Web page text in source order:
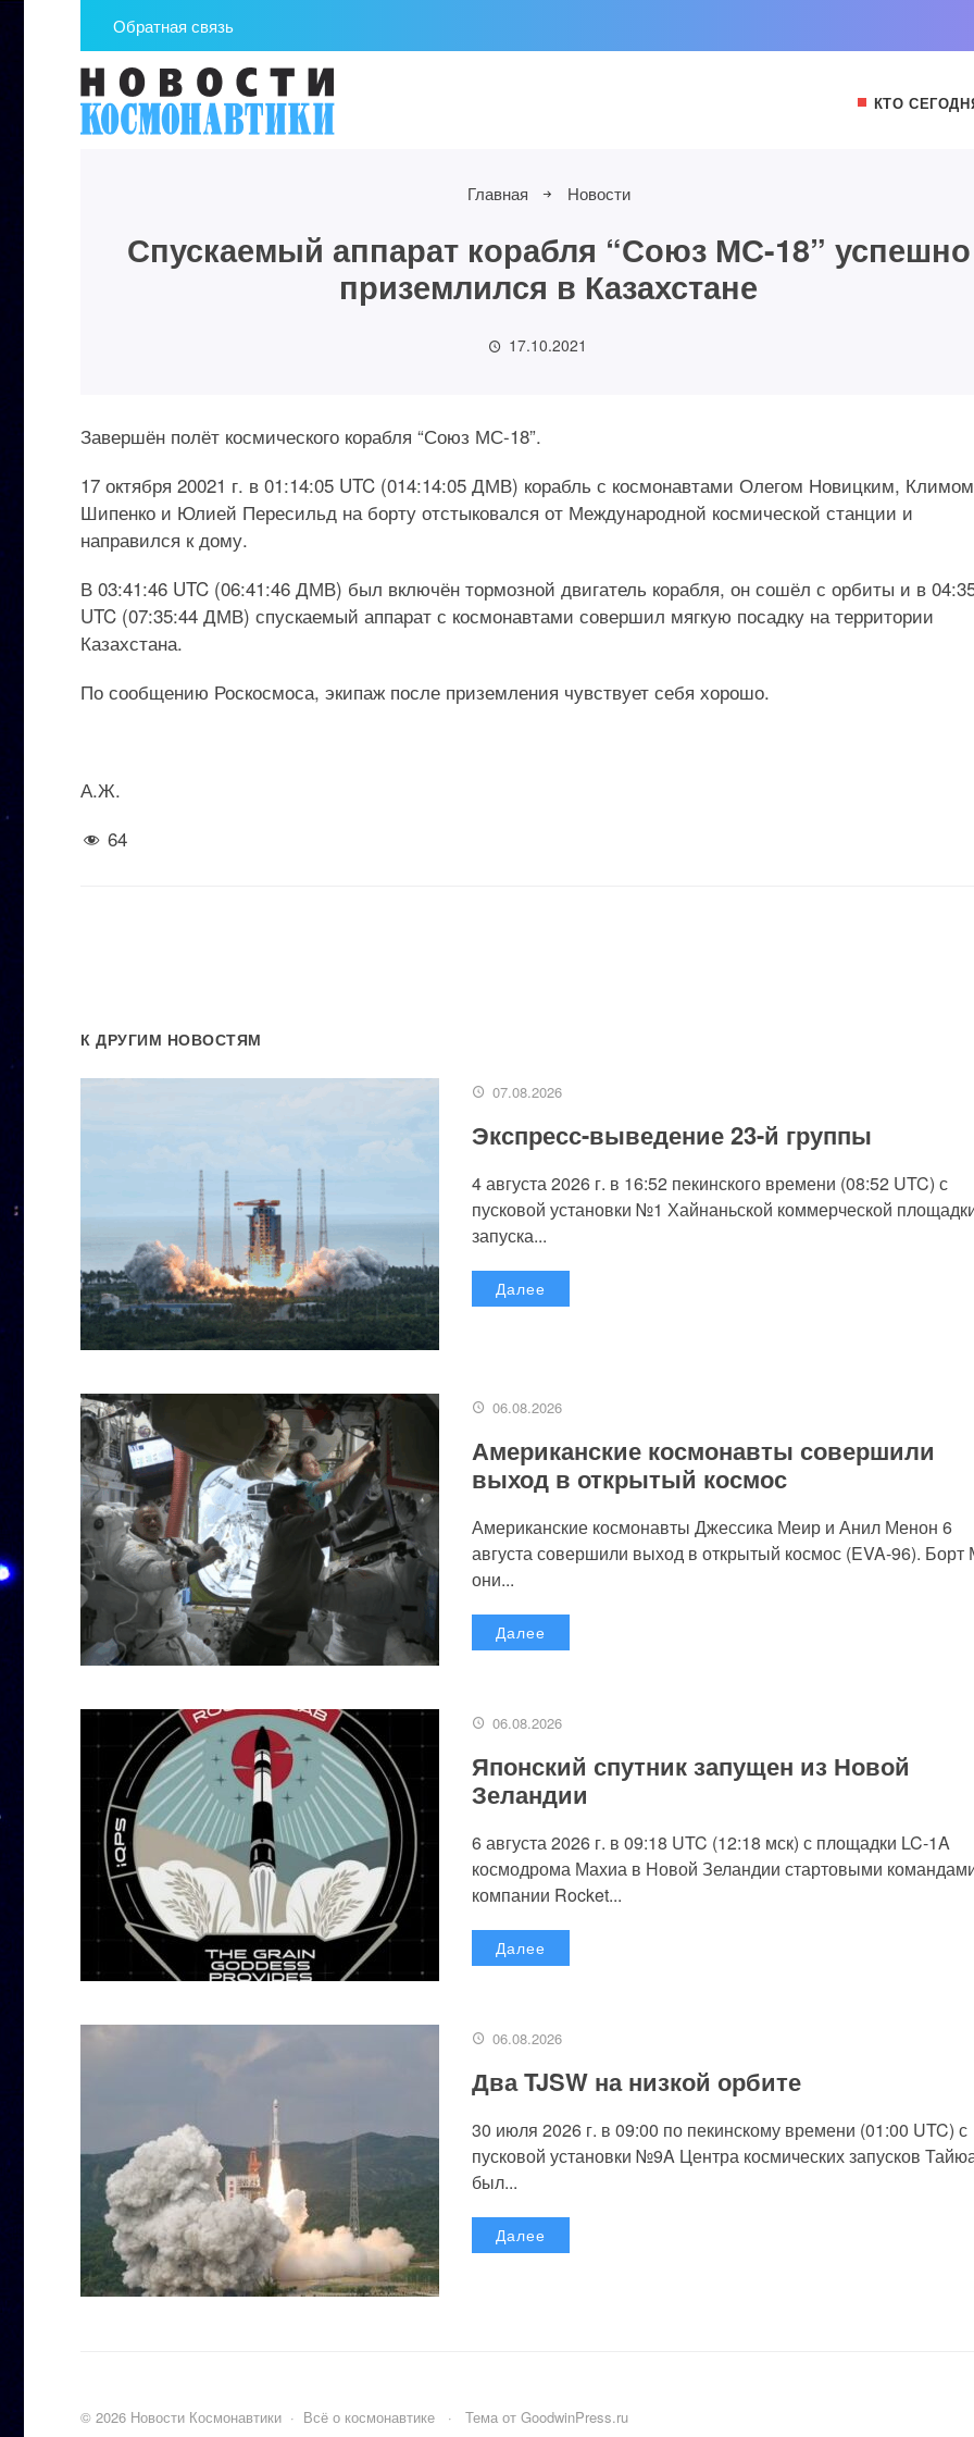
Обратная связь
КТО
Главная Новости
Спускаемый аппарат корабля “Союз МС-18” успешно
приземлился в Казахстане
17.10.2021
Завершён полёт космического корабля “Союз МС-18”.
17 октября 20021 г. в 01:14:05 UTC (014:14:05 ДМВ) корабль с космонавтами Олегом Новицким, Климом
Шипенко и Юлией Пересильд на борту отстыковался от Международной космической станции и
направился к дому.
В 03:41:46 UTC (06:41:46 ДМВ) был включён тормозной двигатель корабля, он сошёл с орбиты и в
UTC (07:35:44 ДМВ) спускаемый аппарат с космонавтами совершил мягкую посадку на территории
Казахстана.
По сообщению Роскосмоса, экипаж после приземления чувствует себя хорошо.
А.Ж.
64
К ДРУГИМ НОВОСТЯМ
07.08.2026
Экспресс-выведение 23-й группы
4 августа 2026 г. в 16:52 пекинского времени (08:52 UTC) с
пусковой установки №1 Хайнаньской коммерческой
запуска...
Далее
06.08.2026
Американские космонавты совершили
выход в открытый космос
Американские космонавты Джессика Меир и Анил Менон 6
августа совершили выход в открытый космос (EVA-96).
они...
Далее
06.08.2026
Японский спутник запущен из Новой
Зеландии
6 августа 2026 г. в 09:18 UTC (12:18 мск) с площадки LC-1A
космодрома Махиа в Новой Зеландии стартовыми
компании Rocket...
Далее
06.08.2026
Два TJSW на низкой орбите
30 июля 2026 г. в 09:00 по пекинскому времени (01:00 UTC) с
пусковой установки №9A Центра космических запусков
был...
Далее
© 2026 Новости Космонавтики · Всё о космонавтике · Тема от GoodwinPress.ru